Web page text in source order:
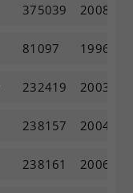
375039 2008
81097 1996
232419 2003
238157 2004
238161 2006